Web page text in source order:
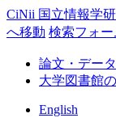
CiNii 国立情報学
へ移動 検索フォ
論文・デー
大学図書館
English